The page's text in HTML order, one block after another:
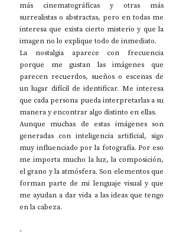
más cinematográficas y otras más
surrealistas o abstractas, pero en todas me
interesa que exista cierto misterio y que la
imagen no lo explique todo de inmediato.
La nostalgia aparece con frecuencia
porque me gustan las imágenes que
parecen recuerdos, sueños o escenas de
un lugar difícil de identificar. Me interesa
que cada persona pueda interpretarlas a su
manera y encontrar algo distinto en ellas.
Aunque muchas de estas imágenes son
generadas con inteligencia artificial, sigo
muy influenciado por la fotografía. Por eso
me importa mucho la luz, la composición,
el grano y la atmósfera. Son elementos que
forman parte de mi lenguaje visual y que
me ayudan a dar vida a las ideas que tengo
en la cabeza.
-